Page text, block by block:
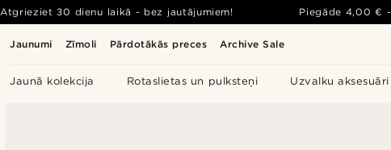
Jaunumi Zīmoli Pārdotākās preces Archive Sale
Jaunā kolekcija Rotaslietas un pulksteņi Uzvalku aksesuāri
Atgrieziet 30 dienu laikā - bez jautājumiem! Piegāde 4,00 € -